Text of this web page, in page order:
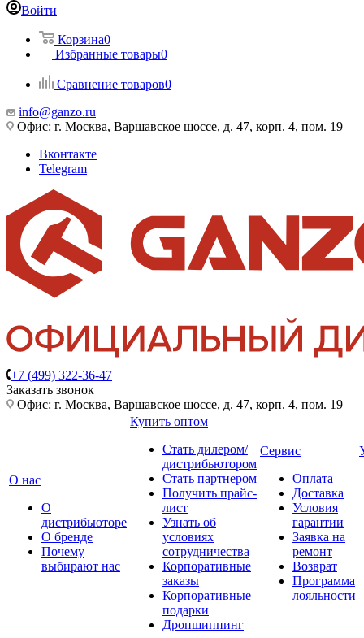
Войти
Корзина0
Избранные товары0
Сравнение товаров0
info@ganzo.ru
Офис: г. Москва, Варшавское шоссе, д. 47, корп. 4, пом. 19
Вконтакте
Telegram
+7 (499) 322-36-47
Заказать звонок
Офис: г. Москва, Варшавское шоссе, д. 47, корп. 4, пом. 19
О нас
О
дистрибьюторе
О бренде
Почему
выбирают нас
Купить оптом
Стать дилером/
дистрибьютором
Стать партнером
Получить прайс-
лист
Узнать об
условиях
сотрудничества
Корпоративные
заказы
Корпоративные
подарки
Дропшиппинг
Сервис
Оплата
Доставка
Условия
гарантии
Заявка на
ремонт
Возврат
Программа
лояльности